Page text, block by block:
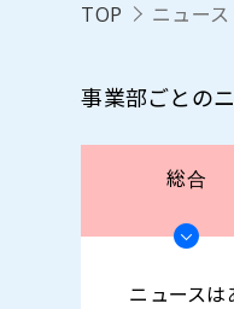
TOP ニュース
事業部ごとの
総合
ニュースは